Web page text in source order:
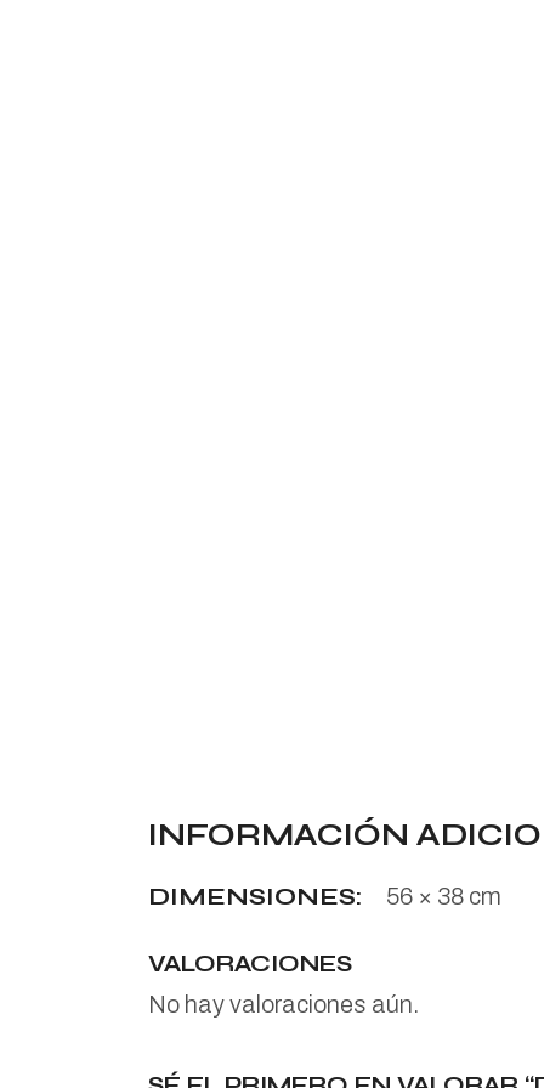
INFORMACIÓN
DIMENSIONES 56 × 38 cm
VALORACIONES
No hay valoraciones aún.